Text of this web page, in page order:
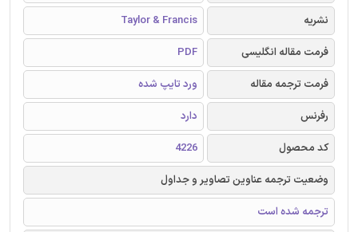
نشریه
Taylor & Francis
فرمت مقاله انگلیسی
PDF
فرمت ترجمه مقاله
ورد تایپ شده
رفرنس
دارد
کد محصول
4226
وضعیت ترجمه عناوین تصاویر و جداول
ترجمه شده است